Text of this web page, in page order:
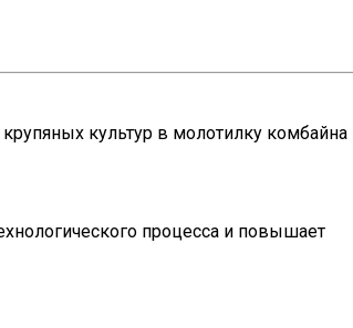
культур в молотилку комбайна
процесса и повышает